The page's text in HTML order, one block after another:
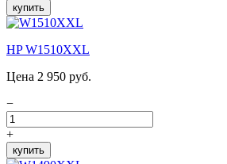
купить
HP W1510XXL
Цена 2 950 руб.
−
+
купить